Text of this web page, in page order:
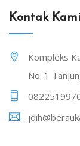
Kontak Kami
Kompleks
No. 1